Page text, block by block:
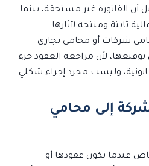
أن الفاتورة غير مستحقة، بينما
ثابتة ومنتجة لآثارها.
شركات أو محامي تجاري
توقيعها، لأن مراجعة العقود جزء
وليست مجرد إجراء شكلي.
إلى محامي
عندما تكون عقودها أو